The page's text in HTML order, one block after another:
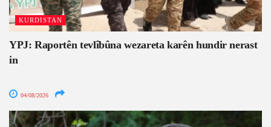
KURDISTAN
YPJ: Raportên tevlîbûna wezareta karên hundir nerast
in
04/08/2026